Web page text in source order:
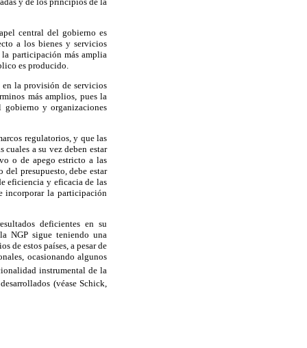
central del gobierno es
a los bienes y servicios
participación más amplia
es producido.
en la provisión de servicios
más amplios, pues la
gobierno y organizaciones
regulatorios, y que las
cuales a su vez deben estar
o de apego estricto a las
presupuesto, debe estar
eficiencia y eficacia de las
incorporar la participación
deficientes en su
NGP sigue teniendo una
de estos países, a pesar de
ocasionando algunos
instrumental de la
(véase Schick,